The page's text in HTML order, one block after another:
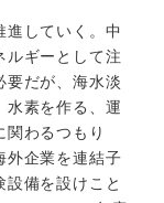
進していく。中
ルギーとして注
要だが、海水淡
水素を作る、運
わるつもり
外企業を連結子
備を設けこと